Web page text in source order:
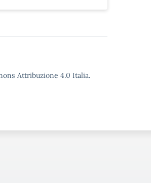
Attribuzione 4.0 Italia.